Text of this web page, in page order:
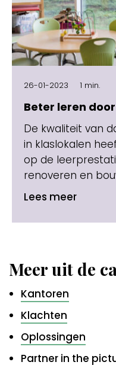
26-01-2023 1 min.
Beter leren
De kwaliteit van
in klaslokalen
op de
renoveren en
Lees meer
Meer uit de
Kantoren
Klachten
Oplossingen
Partner in the